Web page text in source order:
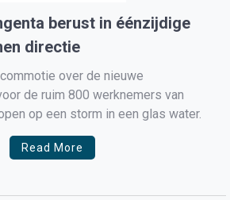
berust in éénzijdige
directie
over de nieuwe
de ruim 800 werknemers van
op een storm in een glas water.
Read More